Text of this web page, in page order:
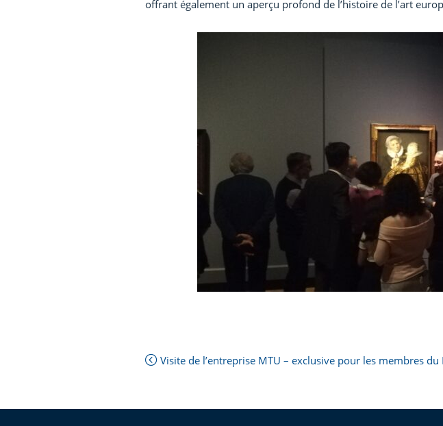
offrant également un aperçu profond de l’histoire de l’art
NextVisite de l’entreprise MTU – exclusive pour les membres du